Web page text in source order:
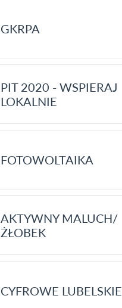
GKRPA
PIT 2020 - WSPIERAJ
LOKALNIE
FOTOWOLTAIKA
AKTYWNY MALUCH/
ŻŁOBEK
CYFROWE LUBELSKIE